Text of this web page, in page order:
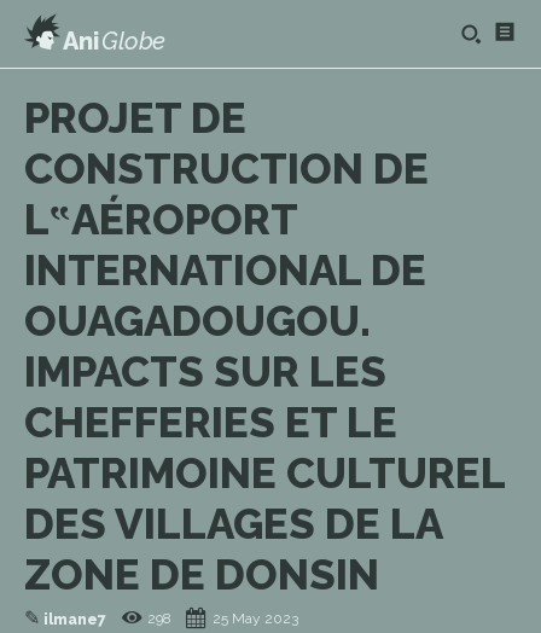
AniGlobe
PROJET DE
CONSTRUCTION DE
L‟AÉROPORT
INTERNATIONAL DE
OUAGADOUGOU.
IMPACTS SUR LES
CHEFFERIES ET LE
PATRIMOINE CULTUREL
DES VILLAGES DE LA
ZONE DE DONSIN
✎ ilmane7 298 25 May 2023